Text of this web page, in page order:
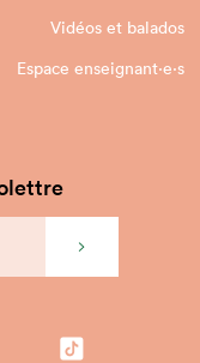
Vidéos et balados
Espace enseignant·e⋅s